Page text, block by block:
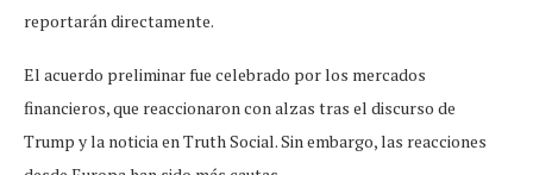
reportarán directamente.
El acuerdo preliminar fue celebrado por los mercados
financieros, que reaccionaron con alzas tras el discurso de
Trump y la noticia en Truth Social. Sin embargo, las reacciones